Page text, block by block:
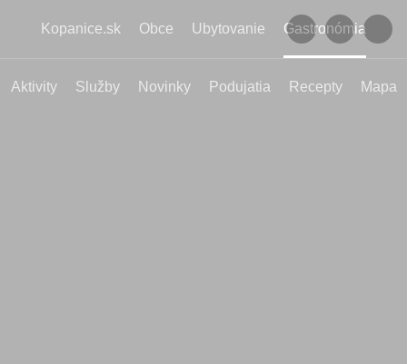
Kopanice.sk Obce Ubytovanie Gastronómia
Aktivity Služby Novinky Podujatia Recepty Mapa